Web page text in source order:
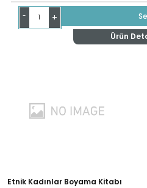
- +
Ürün
Etnik Kadınlar Boyama Kitabı